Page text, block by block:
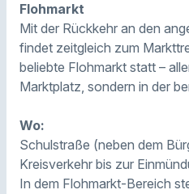
Flohmarkt
Mit der Rückkehr an den
findet zeitgleich zum
beliebte Flohmarkt statt –
Marktplatz, sondern in der
Wo:
Schulstraße (neben dem
Kreisverkehr bis zur
In dem Flohmarkt-Bereich